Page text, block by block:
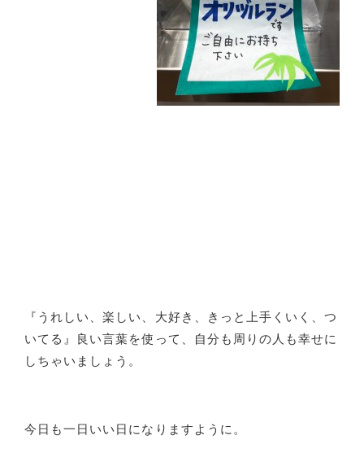
『うれしい、楽しい、大好き、きっと上手くいく、つ
いてる』良い言葉を使って、自分も周りの人も幸せに
しちゃいましょう。
今日も一日いい日になりますように。